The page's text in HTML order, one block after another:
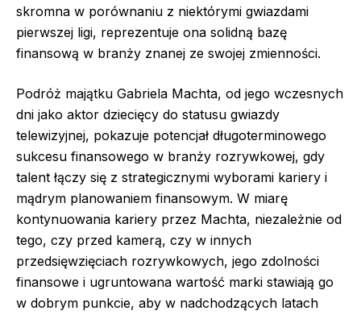
skromna w porównaniu z niektórymi gwiazdami
pierwszej ligi, reprezentuje ona solidną bazę
finansową w branży znanej ze swojej zmienności.
Podróż majątku Gabriela Machta, od jego wczesnych
dni jako aktor dziecięcy do statusu gwiazdy
telewizyjnej, pokazuje potencjał długoterminowego
sukcesu finansowego w branży rozrywkowej, gdy
talent łączy się z strategicznymi wyborami kariery i
mądrym planowaniem finansowym. W miarę
kontynuowania kariery przez Machta, niezależnie od
tego, czy przed kamerą, czy w innych
przedsięwzięciach rozrywkowych, jego zdolności
finansowe i ugruntowana wartość marki stawiają go
w dobrym punkcie, aby w nadchodzących latach